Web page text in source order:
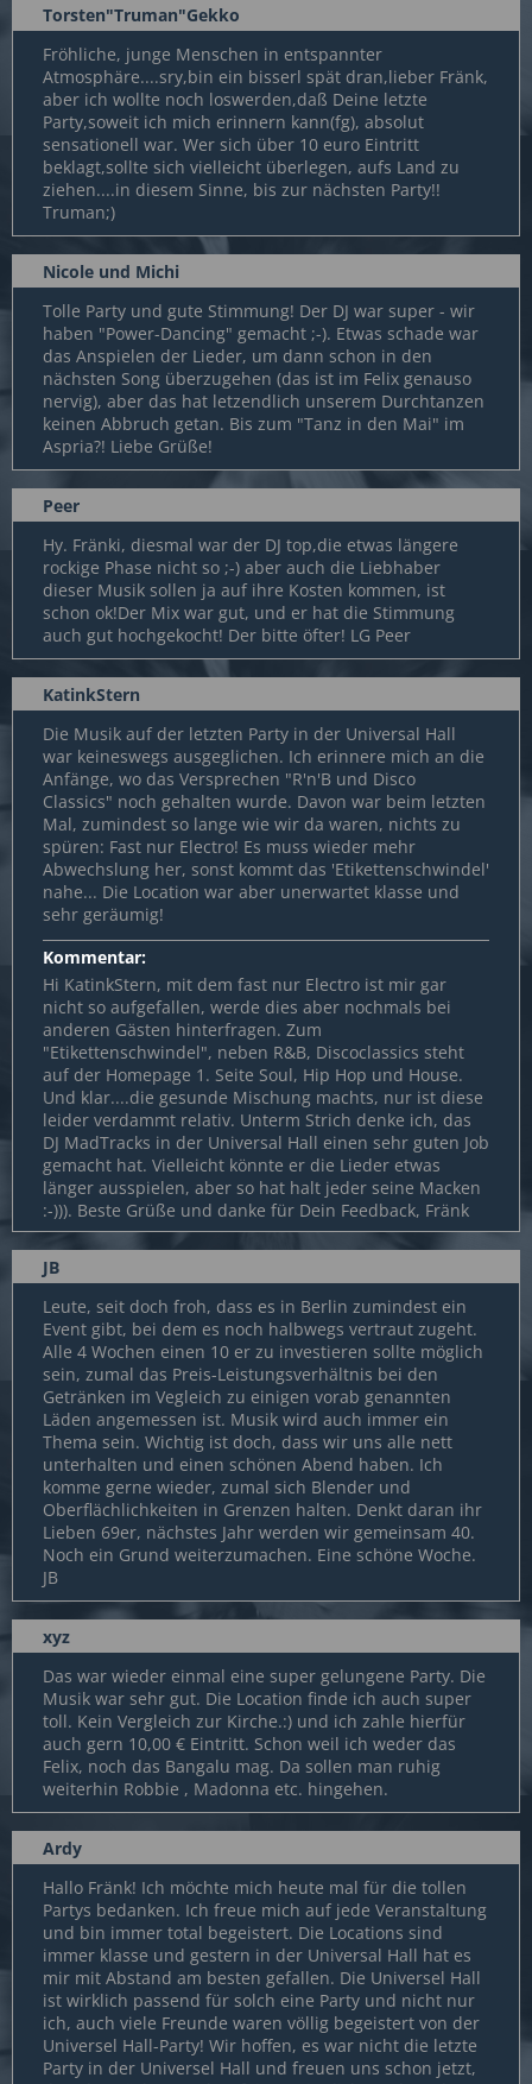
Torsten"Truman"Gekko
Fröhliche, junge Menschen in entspannter
Atmosphäre....sry,bin ein bisserl spät dran,lieber Fränk,
aber ich wollte noch loswerden,daß Deine letzte
Party,soweit ich mich erinnern kann(fg), absolut
sensationell war. Wer sich über 10 euro Eintritt
beklagt,sollte sich vielleicht überlegen, aufs Land zu
ziehen....in diesem Sinne, bis zur nächsten Party!!
Truman;)
Nicole und Michi
Tolle Party und gute Stimmung! Der DJ war super - wir
haben "Power-Dancing" gemacht ;-). Etwas schade war
das Anspielen der Lieder, um dann schon in den
nächsten Song überzugehen (das ist im Felix genauso
nervig), aber das hat letzendlich unserem Durchtanzen
keinen Abbruch getan. Bis zum "Tanz in den Mai" im
Aspria?! Liebe Grüße!
Peer
Hy. Fränki, diesmal war der DJ top,die etwas längere
rockige Phase nicht so ;-) aber auch die Liebhaber
dieser Musik sollen ja auf ihre Kosten kommen, ist
schon ok!Der Mix war gut, und er hat die Stimmung
auch gut hochgekocht! Der bitte öfter! LG Peer
KatinkStern
Die Musik auf der letzten Party in der Universal Hall
war keineswegs ausgeglichen. Ich erinnere mich an die
Anfänge, wo das Versprechen "R'n'B und Disco
Classics" noch gehalten wurde. Davon war beim letzten
Mal, zumindest so lange wie wir da waren, nichts zu
spüren: Fast nur Electro! Es muss wieder mehr
Abwechslung her, sonst kommt das 'Etikettenschwindel'
nahe... Die Location war aber unerwartet klasse und
sehr geräumig!
Kommentar:
Hi KatinkStern, mit dem fast nur Electro ist mir gar
nicht so aufgefallen, werde dies aber nochmals bei
anderen Gästen hinterfragen. Zum
"Etikettenschwindel", neben R&B, Discoclassics steht
auf der Homepage 1. Seite Soul, Hip Hop und House.
Und klar....die gesunde Mischung machts, nur ist diese
leider verdammt relativ. Unterm Strich denke ich, das
DJ MadTracks in der Universal Hall einen sehr guten Job
gemacht hat. Vielleicht könnte er die Lieder etwas
länger ausspielen, aber so hat halt jeder seine Macken
:-))). Beste Grüße und danke für Dein Feedback, Fränk
JB
Leute, seit doch froh, dass es in Berlin zumindest ein
Event gibt, bei dem es noch halbwegs vertraut zugeht.
Alle 4 Wochen einen 10 er zu investieren sollte möglich
sein, zumal das Preis-Leistungsverhältnis bei den
Getränken im Vegleich zu einigen vorab genannten
Läden angemessen ist. Musik wird auch immer ein
Thema sein. Wichtig ist doch, dass wir uns alle nett
unterhalten und einen schönen Abend haben. Ich
komme gerne wieder, zumal sich Blender und
Oberflächlichkeiten in Grenzen halten. Denkt daran ihr
Lieben 69er, nächstes Jahr werden wir gemeinsam 40.
Noch ein Grund weiterzumachen. Eine schöne Woche.
JB
xyz
Das war wieder einmal eine super gelungene Party. Die
Musik war sehr gut. Die Location finde ich auch super
toll. Kein Vergleich zur Kirche.:) und ich zahle hierfür
auch gern 10,00 € Eintritt. Schon weil ich weder das
Felix, noch das Bangalu mag. Da sollen man ruhig
weiterhin Robbie , Madonna etc. hingehen.
Ardy
Hallo Fränk! Ich möchte mich heute mal für die tollen
Partys bedanken. Ich freue mich auf jede Veranstaltung
und bin immer total begeistert. Die Locations sind
immer klasse und gestern in der Universal Hall hat es
mir mit Abstand am besten gefallen. Die Universel Hall
ist wirklich passend für solch eine Party und nicht nur
ich, auch viele Freunde waren völlig begeistert von der
Universel Hall-Party! Wir hoffen, es war nicht die letzte
Party in der Universel Hall und freuen uns schon jetzt,